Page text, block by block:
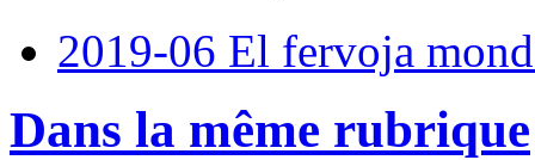
2019-06 El fervoja
Dans la même rubrique